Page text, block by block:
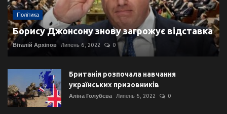
Політика
Борису Джонсону знову загрожує відставка
Віталій Архіпов Липень 6, 2022 0
Британія розпочала навчання
українських призовників
Аліна Голубєва Липень 6, 2022 0